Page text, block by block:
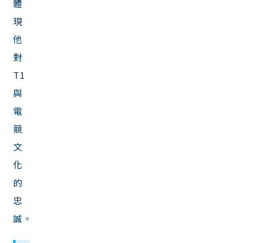
體
現
他
對
T1
與
電
競
文
化
的
忠
誠。